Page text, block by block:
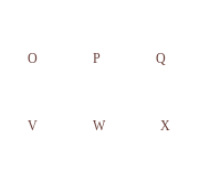
O P Q
V W X